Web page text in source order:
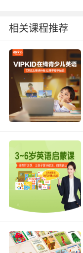
7. You and your
to political
你和你的参选人
8. Then I will
oblivion.
那我就把你的游
9. and make
into oblivion.
确保这个世界 不
10. So she's
oblivion, her
她湮没于历史的
相关课程推荐